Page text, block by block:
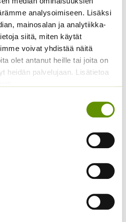
analysoimiseen. Lisäksi
mainosalan ja analytiikka-
siitä, miten käytät
voivat yhdistää näitä
olet antanut heille tai joita on
heidän palvelujaan. Lisätietoa
6,00€
Hintaluokka:
19,00 €
Sisältää